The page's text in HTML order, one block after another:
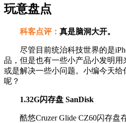
玩意盘点
科客点评： 真是脑洞大开。
尽管目前统治科技世界的是
品，但是也有一些小产品小发明
或是解决一些小问题。小编今天
呢？
1.32G闪存盘 SanDisk
酷悠Cruzer Glide CZ60闪存盘